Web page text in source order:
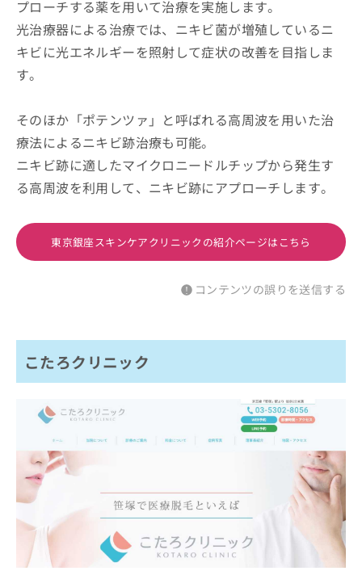
プローチする薬を用いて治療を実施します。
光治療器による治療では、ニキビ菌が増殖しているニ
キビに光エネルギーを照射して症状の改善を目指しま
す。
そのほか「ポテンツァ」と呼ばれる高周波を用いた治
療法によるニキビ跡治療も可能。
ニキビ跡に適したマイクロニードルチップから発生す
る高周波を利用して、ニキビ跡にアプローチします。
東京銀座スキンケアクリニックの紹介ページはこちら
コンテンツの誤りを送信する
こたろクリニック